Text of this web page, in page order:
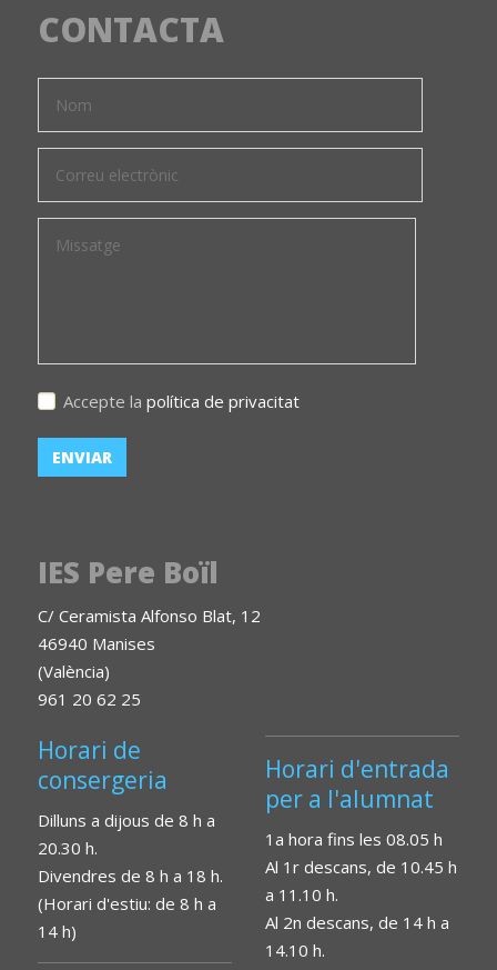
CONTACTA
Accepte la política de privacitat
IES Pere Boïl
C/ Ceramista Alfonso Blat, 12
46940 Manises
(València)
961 20 62 25
Horari de
consergeria
Dilluns a dijous de 8 h a
20.30 h.
Divendres de 8 h a 18 h.
(Horari d'estiu: de 8 h a
14 h)
Horari d'entrada
per a l'alumnat
1a hora fins les 08.05 h
Al 1r descans, de 10.45 h
a 11.10 h.
Al 2n descans, de 14 h a
14.10 h.